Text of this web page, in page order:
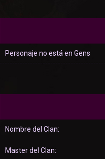
Personaje no está en Gens
Nombre del Clan:
Master del Clan: